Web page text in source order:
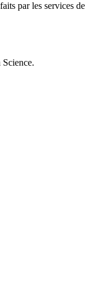
par les services de
Science.